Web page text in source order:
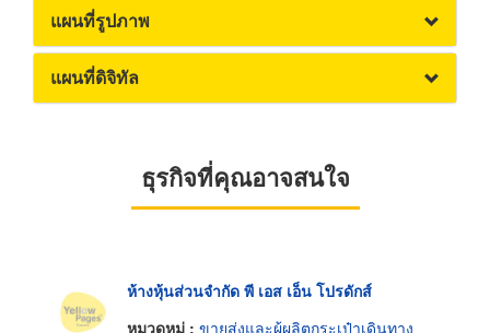
แผนที่รูปภาพ
แผนที่ดิจิทัล
ธุรกิจที่คุณอาจสนใจ
ห้างหุ้นส่วนจำกัด พี เอส เอ็น โปรดักส์
หมวดหมู่ : ขายส่งและผู้ผลิตกระเป๋าเดินทาง